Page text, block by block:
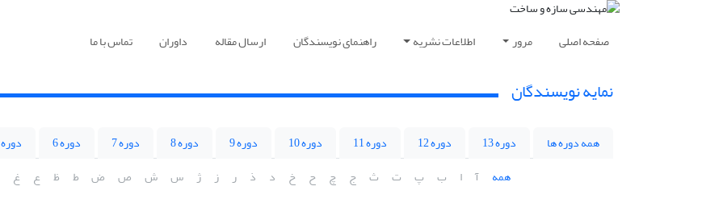
صفحه اصلی مرور اطلاعات نشریه راهنمای نویسندگان ارسال مقاله داوران تماس با ما
نمایه نویسندگان
همه دوره ها دوره 13 دوره 12 دوره 11 دوره 10 دوره 9 دوره 8 دوره 7 دوره 6 دوره 5
همه
آ ا ب پ ت ث ج چ ح خ د ذ ر ز ژ س ش ص ض ط ظ ع غ